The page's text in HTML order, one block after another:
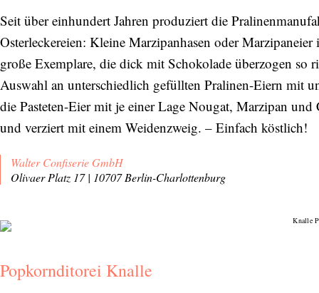
Seit über einhundert Jahren produziert die
Osterleckereien: Kleine Marzipanhasen oder
große Exemplare, die dick mit Schokolade überzogen so
Auswahl an unterschiedlich gefüllten Pralinen-Eiern mit
die Pasteten-Eier mit je einer Lage Nougat, Marzipan
und verziert mit einem Weidenzweig. – Einfach köstlich!
Walter Confiserie GmbH
Olivaer Platz 17 | 10707 Berlin-Charlottenburg
Popkornditorei Knalle